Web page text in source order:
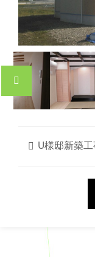
U様邸新築工